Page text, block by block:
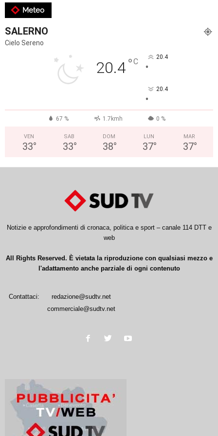
Meteo
SALERNO
Cielo Sereno
20.4°C 20.4
°
20.4
°
67 % 1.7kmh 0 %
VEN
33°
SAB
33°
DOM
38°
LUN
37°
MAR
37°
Notizie e approfondimenti di cronaca, politica e sport – canale 114 DTT e
web
All Rights Reserved. È vietata la riproduzione con qualsiasi mezzo e
l'adattamento anche parziale di ogni contenuto
Contattaci:
redazione@sudtv.net
commerciale@sudtv.net